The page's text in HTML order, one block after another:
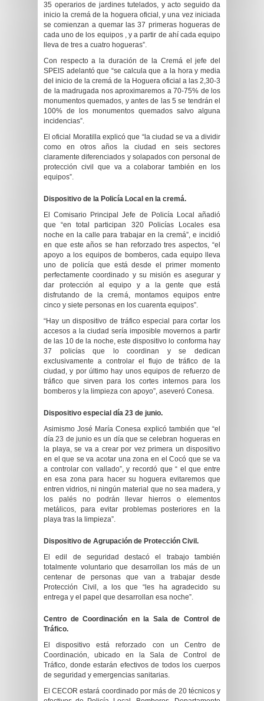
35 operarios de jardines tutelados, y acto seguido da
inicio la cremá de la hoguera oficial, y una vez iniciada
se comienzan a quemar las 37 primeras hogueras de
cada uno de los equipos , y a partir de ahí cada equipo
lleva de tres a cuatro hogueras”.
Con respecto a la duración de la Cremá el jefe del
SPEIS adelantó que “se calcula que a la hora y media
del inicio de la cremá de la Hoguera oficial a las 2,30-3
de la madrugada nos aproximaremos a 70-75% de los
monumentos quemados, y antes de las 5 se tendrán el
100% de los monumentos quemados salvo alguna
incidencias”.
El oficial Moratilla explicó que “la ciudad se va a dividir
como en otros años la ciudad en seis sectores
claramente diferenciados y solapados con personal de
protección civil que va a colaborar también en los
equipos”.
Dispositivo de la Policía Local en la cremá.
El Comisario Principal Jefe de Policía Local añadió
que “en total participan 320 Policías Locales esa
noche en la calle para trabajar en la cremá”, e incidió
en que este años se han reforzado tres aspectos, “el
apoyo a los equipos de bomberos, cada equipo lleva
uno de policía que está desde el primer momento
perfectamente coordinado y su misión es asegurar y
dar protección al equipo y a la gente que está
disfrutando de la cremá, montamos equipos entre
cinco y siete personas en los cuarenta equipos”.
“Hay un dispositivo de tráfico especial para cortar los
accesos a la ciudad sería imposible movernos a partir
de las 10 de la noche, este dispositivo lo conforma hay
37 policías que lo coordinan y se dedican
exclusivamente a controlar el flujo de tráfico de la
ciudad, y por último hay unos equipos de refuerzo de
tráfico que sirven para los cortes internos para los
bomberos y la limpieza con apoyo”, aseveró Conesa.
Dispositivo especial día 23 de junio.
Asimismo José María Conesa explicó también que “el
día 23 de junio es un día que se celebran hogueras en
la playa, se va a crear por vez primera un dispositivo
en el que se va acotar una zona en el Cocó que se va
a controlar con vallado”, y recordó que “ el que entre
en esa zona para hacer su hoguera evitaremos que
entren vidrios, ni ningún material que no sea madera, y
los palés no podrán llevar hierros o elementos
metálicos, para evitar problemas posteriores en la
playa tras la limpieza”.
Dispositivo de Agrupación de Protección Civil.
El edil de seguridad destacó el trabajo también
totalmente voluntario que desarrollan los más de un
centenar de personas que van a trabajar desde
Protección Civil, a los que “les ha agradecido su
entrega y el papel que desarrollan esa noche”.
Centro de Coordinación en la Sala de Control de
Tráfico.
El dispositivo está reforzado con un Centro de
Coordinación, ubicado en la Sala de Control de
Tráfico, donde estarán efectivos de todos los cuerpos
de seguridad y emergencias sanitarias.
El CECOR estará coordinado por más de 20 técnicos y